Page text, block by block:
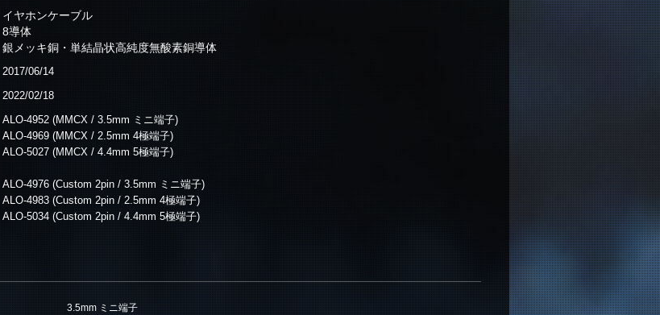
イヤホンケーブル
8導体
銀メッキ銅・単結晶状高純度無酸素銅導体
2017/06/14
2022/02/18
ALO-4952 (MMCX / 3.5mm ミニ端子)
ALO-4969 (MMCX / 2.5mm 4極端子)
ALO-5027 (MMCX / 4.4mm 5極端子)
ALO-4976 (Custom 2pin / 3.5mm ミニ端子)
ALO-4983 (Custom 2pin / 2.5mm 4極端子)
ALO-5034 (Custom 2pin / 4.4mm 5極端子)
3.5mm ミニ端子